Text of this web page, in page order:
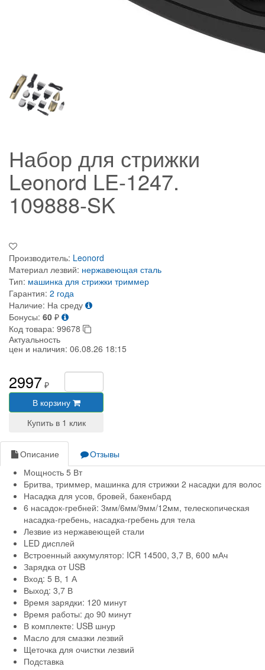
Набор для стрижки
Leonord LE-1247.
109888-SK
Производитель: Leonord
Материал лезвий: нержавеющая сталь
Тип: машинка для стрижки триммер
Гарантия: 2 года
Наличие: На среду
Бонусы: 60 ₽
Код товара: 99678
Актуальность
цен и наличия: 06.08.26 18:15
2997 ₽
В корзину
Описание
Отзывы
Мощность 5 Вт
Бритва, триммер, машинка для стрижки 2 насадки для волос
Насадка для усов, бровей, бакенбард
6 насадок-гребней: 3мм/6мм/9мм/12мм, телескопическая
насадка-гребень, насадка-гребень для тела
Лезвие из нержавеющей стали
LED дисплей
Встроенный аккумулятор: ICR 14500, 3,7 В, 600 мАч
Зарядка от USB
Вход: 5 В, 1 А
Выход: 3,7 В
Время зарядки: 120 минут
Время работы: до 90 минут
В комплекте: USB шнур
Масло для смазки лезвий
Щеточка для очистки лезвий
Подставка